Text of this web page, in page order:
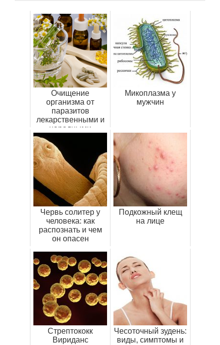
Очищение
организма от
паразитов
лекарственными и
народными
Микоплазма у
мужчин
Червь солитер у
человека: как
распознать и чем
он опасен
Подкожный клещ
на лице
Стрептококк
Вириданс
Чесоточный зудень:
виды, симптомы и